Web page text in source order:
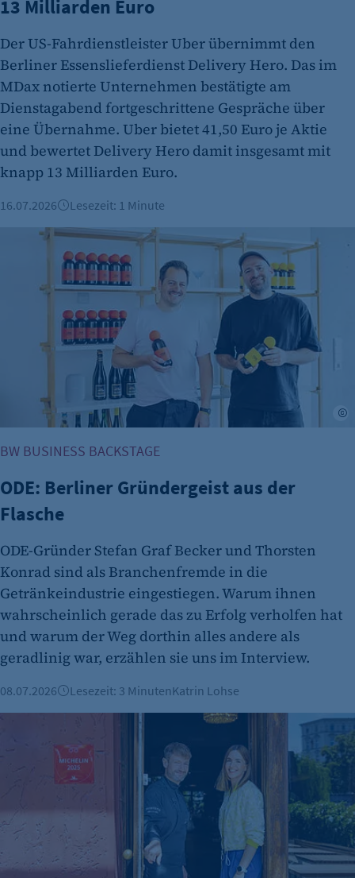
Name:
Anbieter:
etracker GmbH
Zweck:
Erkennung, ob bei dem Besucher die
Scrolltiefe gemessen wird.
Cookie Laufzeit:
24 Std.
13 Milliarden Euro
Der US-Fahrdienstleister Uber übernimmt den
Berliner Essenslieferdienst Delivery Hero. Das im
MDax notierte Unternehmen bestätigte am
Dienstagabend fortgeschrittene Gespräche über
eine Übernahme. Uber bietet 41,50 Euro je Aktie
und bewertet Delivery Hero damit insgesamt mit
knapp 13 Milliarden Euro.
16.07.2026 Lesezeit: 1 Minute
ODE: Berliner Gründergeist aus der Flasche
BW BUSINESS BACKSTAGE
ODE: Berliner Gründergeist aus der
Flasche
ODE-Gründer Stefan Graf Becker und Thorsten
Konrad sind als Branchenfremde in die
Getränkeindustrie eingestiegen. Warum ihnen
wahrscheinlich gerade das zu Erfolg verholfen hat
und warum der Weg dorthin alles andere als
geradlinig war, erzählen sie uns im Interview.
08.07.2026 Lesezeit: 3 MinutenKatrin Lohse
Restaurant Horváth: Durch klugen Markenaufbau mit